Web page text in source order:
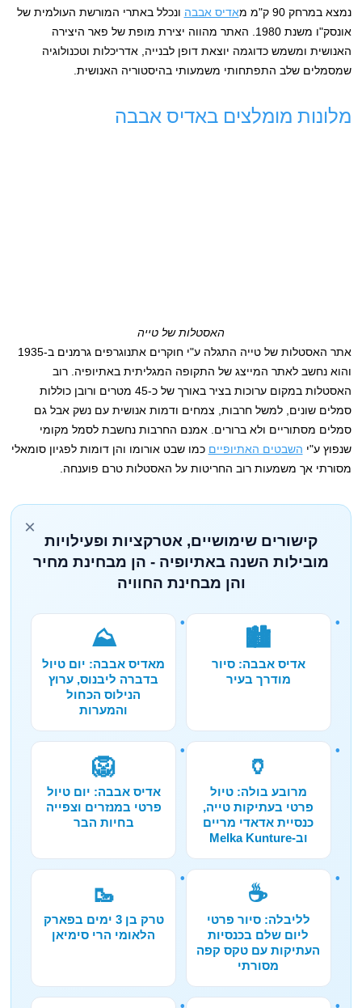
נמצא במרחק 90 ק"מ מ
אדיס אבבה ונכלל באתרי המורשת העולמית של
אונסק"ו משנת 1980. האתר מהווה יצירת מופת של פאר היצירה
האנושית ומשמש כדוגמה יוצאת דופן לבנייה, אדריכלות וטכנולוגיה
שמסמלים שלב התפתחותי משמעותי בהיסטוריה האנושית.
מלונות מומלצים באדיס אבבה
האסטלות של טייה
אתר האסטלות של טייה התגלה ע"י חוקרים אתנוגרפים גרמנים ב-1935
והוא נחשב לאתר המייצג של התקופה המגליתית באתיופיה. רוב
האסטלות במקום ערוכות בציר באורך של כ-45 מטרים ורובן כוללות
סמלים שונים, למשל חרבות, צמחים ודמות אנושית עם נשק אבל גם
סמלים מסתוריים ולא ברורים. אמנם החרבות נחשבת לסמל מקומי
שנפוץ ע"י השבטים האתיופיים כמו שבט אורומו והן דומות לפגיון סומאלי
מסורתי אך משמעות רוב החריטות על האסטלות טרם פוענחה.
×
קישורים שימושיים, אטרקציות ופעילויות
מובילות השנה באתיופיה - הן מבחינת מחיר
והן מבחינת החוויה
🏙️
אדיס אבבה: סיור
מודרך בעיר
⛰️
מאדיס אבבה: יום טיול
בדברה ליבנוס, ערוץ
הנילוס הכחול
והמערות
🏺
מרובע בולה: טיול
פרטי בעתיקות טייה,
כנסיית אדאדי מריים
וב-Melka Kunture
🦁
אדיס אבבה: יום טיול
פרטי במנזרים וצפייה
בחיות הבר
☕
לליבלה: סיור פרטי
ליום שלם בכנסיות
העתיקות עם טקס קפה
מסורתי
🥾
טרק בן 3 ימים בפארק
הלאומי הרי סימיאן